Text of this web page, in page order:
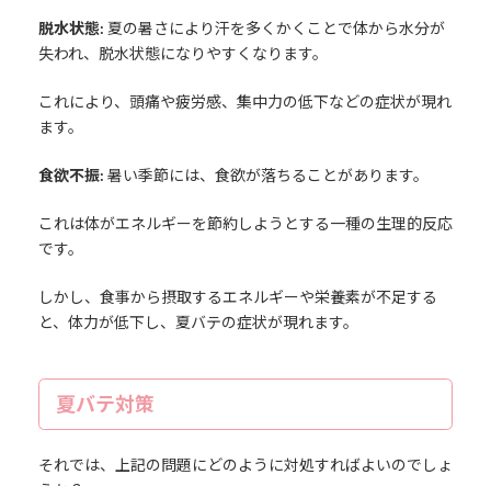
脱水状態: 夏の暑さにより汗を多くかくことで体から水分が
失われ、脱水状態になりやすくなります。
これにより、頭痛や疲労感、集中力の低下などの症状が現れ
ます。
食欲不振: 暑い季節には、食欲が落ちることがあります。
これは体がエネルギーを節約しようとする一種の生理的反応
です。
しかし、食事から摂取するエネルギーや栄養素が不足する
と、体力が低下し、夏バテの症状が現れます。
夏バテ対策
それでは、上記の問題にどのように対処すればよいのでしょ